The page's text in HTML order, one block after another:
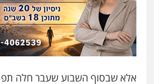
0538788878
עו"ד אסף דוק
פלילי עבירות מין סמים
חמורה חקירות ומעצרים
אלא שבסוף השבוע שעבר חלה